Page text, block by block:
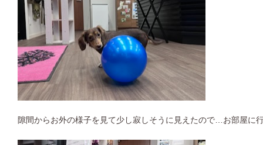
隙間からお外の様子を見て少し寂しそうに見えたので…お部屋に